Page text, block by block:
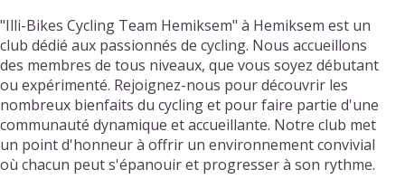
"Illi-Bikes Cycling Team Hemiksem" à Hemiksem est un
club dédié aux passionnés de cycling. Nous accueillons
des membres de tous niveaux, que vous soyez débutant
ou expérimenté. Rejoignez-nous pour découvrir les
nombreux bienfaits du cycling et pour faire partie d'une
communauté dynamique et accueillante. Notre club met
un point d'honneur à offrir un environnement convivial
où chacun peut s'épanouir et progresser à son rythme.